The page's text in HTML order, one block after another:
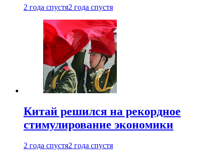
2 года спустя2 года спустя
Китай решился на рекордное
стимулирование экономики
2 года спустя2 года спустя